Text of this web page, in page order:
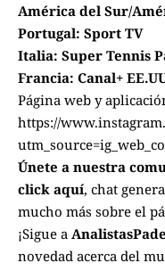
América del Sur/
Portugal: Sport TV
Italia: Super Tennis
Francia: Canal+
Página web y
https://
Únete a nuestra
click aquí, chat
mucho más sobre el
¡Sigue a
novedad acerca del